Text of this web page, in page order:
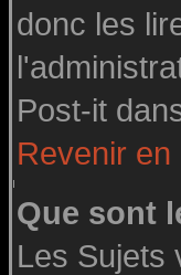
donc les
Post-it
Revenir en
Que sont
Les Sujets